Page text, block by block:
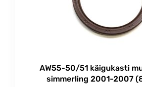
AW55-50/51 käigukasti
simmerling 2001-2007